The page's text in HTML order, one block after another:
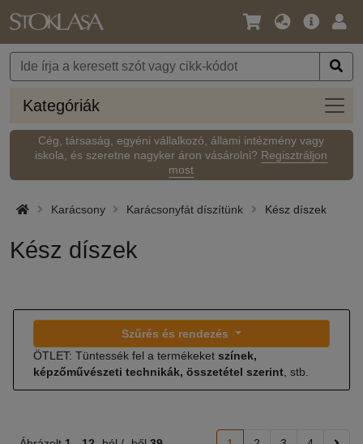
Nyelv
Pénznem
Fő
Kategóriák
Cég, társaság, egyéni vállalkozó, állami intézmény vagy
iskola, és szeretne nagyker áron vásárolni? Regisztráljon
most
Karácsony Karácsonyfát díszítünk Kész díszek
Kész díszek
Szűrés és rendezés
ÖTLET: Tüntessék fel a termékeket színek,
képzőművészeti technikák, összetétel szerint , stb.